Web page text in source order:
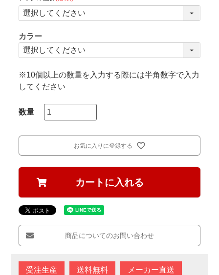
カラー
※10個以上の数量を入力する際には半角数字で入力
してください
お気に入りに登録する
カートに入れる
商品についてのお問い合わせ
受注生産 送料無料 メーカー直送